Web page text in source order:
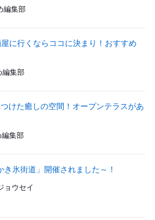
編集部
に行くならココに決まり！おすすめ
編集部
けた癒しの空間！オープンテラスがあ
編集部
き氷街道」開催されました～！
ョウセイ